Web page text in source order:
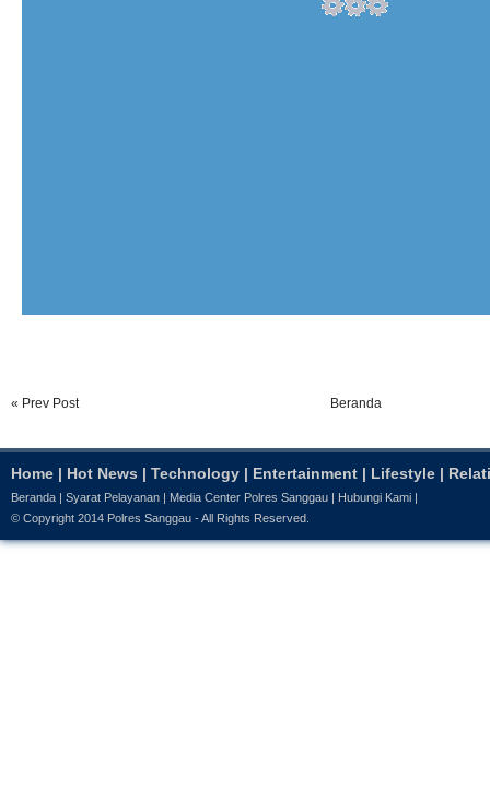
« Prev Post Beranda
Home | Hot News | Technology | Entertainment | Lifestyle |
Beranda Syarat Pelayanan Media Center Polres Sanggau Hubungi Kami
© Copyright 2014 Polres Sanggau - All Rights Reserved.